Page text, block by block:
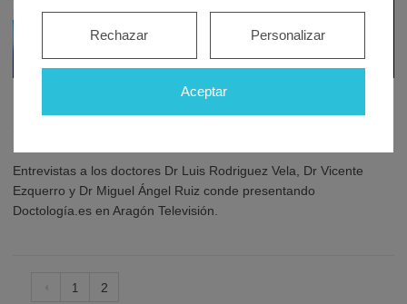
Presentando Doctología en Aragón
Entrevistas a los doctores Dr Luis Rodriguez Vela, Dr Vicente
Ezquerro y Dr Miguel Ángel Ruiz conde presentando
Doctología.es en Aragón Televisión.
1 2
Aceptar
Rechazar Personalizar